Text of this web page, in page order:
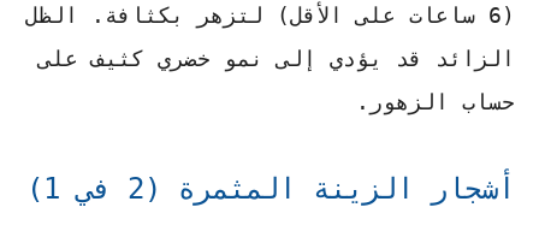
(6 ساعات على الأقل) لتزهر بكثافة. الظل
الزائد قد يؤدي إلى نمو خضري كثيف على
حساب الزهور.
أشجار الزينة المثمرة (2 في 1)